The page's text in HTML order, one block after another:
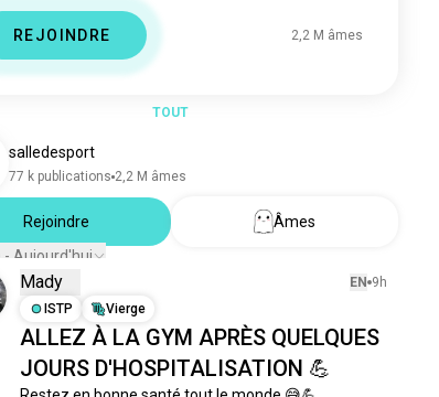
REJOINDRE 2,2 M âmes
TOUT
salledesport
77 k publications 2,2 M âmes
Rejoindre
Âmes
- Aujourd'hui
Mady EN 9h
ISTP
Vierge
ALLEZ À LA GYM APRÈS QUELQUES
JOURS D'HOSPITALISATION 💪